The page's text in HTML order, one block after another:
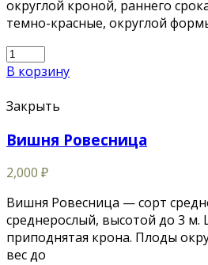
округлой кроной, раннего
темно-красные, округлой
В корзину
Закрыть
Вишня Ровесница
2,000 ₽
Вишня Ровесница — сорт
среднерослый, высотой до 3 м.
приподнятая крона. Плоды
вес до